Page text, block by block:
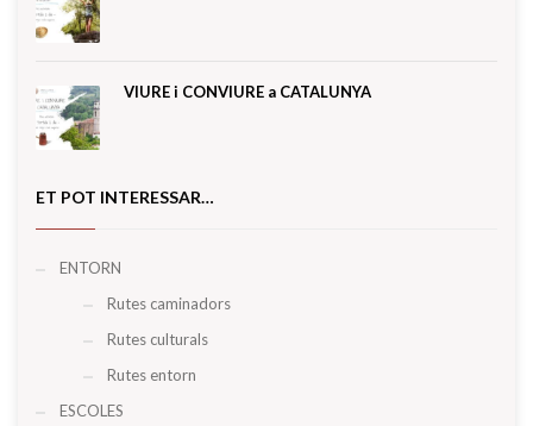
VIURE i CONVIURE a CATALUNYA
ET POT INTERESSAR…
ENTORN
Rutes caminadors
Rutes culturals
Rutes entorn
ESCOLES